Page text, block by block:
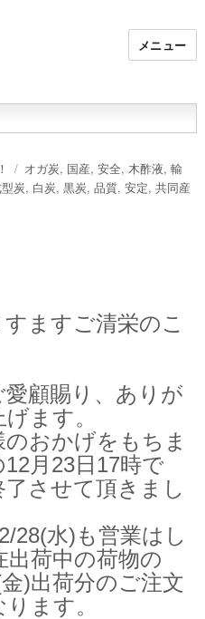
メニュー
タ
グ
オガ炭, 国産, 安全, 木酢液, 輸
炭, 白炭, 黒炭, 品質, 安定, 共同産
ますご清栄のこ
顧賜り、ありが
ます。
おかげをもちま
月23日17時で
させて頂きまし
28(水)も営業はし
荷中の荷物の
)出荷分のご注文
ます。